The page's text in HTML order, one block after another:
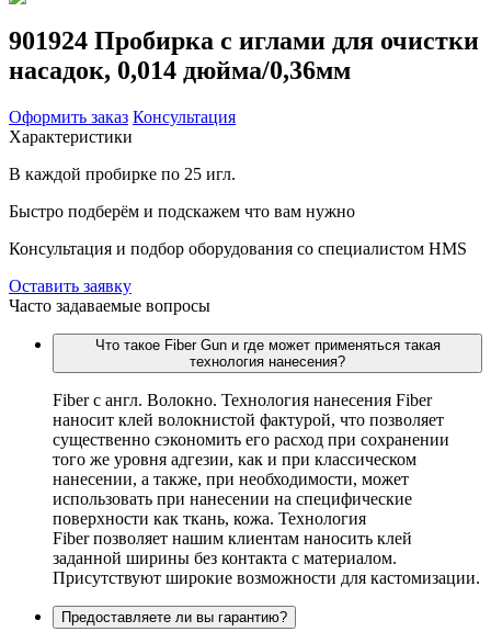
901924 Пробирка с иглами для очистки
насадок, 0,014 дюйма/0,36мм
Оформить заказ Консультация
Характеристики
В каждой пробирке по 25 игл.
Быстро подберём и подскажем что вам нужно
Консультация и подбор оборудования со специалистом HMS
Оставить заявку
Часто задаваемые вопросы
Что такое Fiber Gun и где может применяться такая
технология нанесения?
Fiber c англ. Волокно. Технология нанесения Fiber
наносит клей волокнистой фактурой, что позволяет
существенно сэкономить его расход при сохранении
того же уровня адгезии, как и при классическом
нанесении, а также, при необходимости, может
использовать при нанесении на специфические
поверхности как ткань, кожа. Технология
Fiber позволяет нашим клиентам наносить клей
заданной ширины без контакта с материалом.
Присутствуют широкие возможности для кастомизации.
Предоставляете ли вы гарантию?